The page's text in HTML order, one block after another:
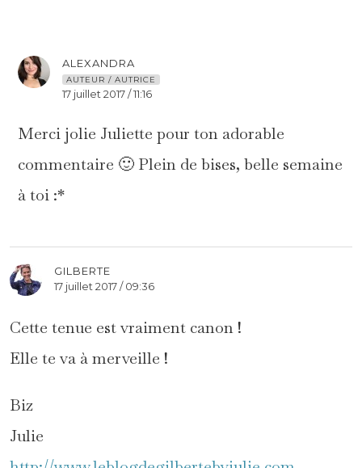
ALEXANDRA
AUTEUR / AUTRICE
17 juillet 2017 / 11:16
Merci jolie Juliette pour ton adorable
commentaire 🙂 Plein de bises, belle semaine
à toi :*
GILBERTE
17 juillet 2017 / 09:36
Cette tenue est vraiment canon !
Elle te va à merveille !
Biz
Julie